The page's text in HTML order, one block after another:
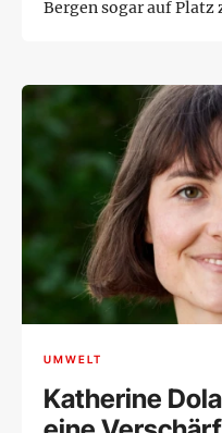
Bergen sogar auf Platz
UMWELT
Katherine